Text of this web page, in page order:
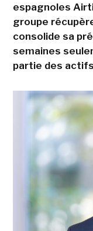
espagnoles
groupe
consolide sa
semaines
partie des